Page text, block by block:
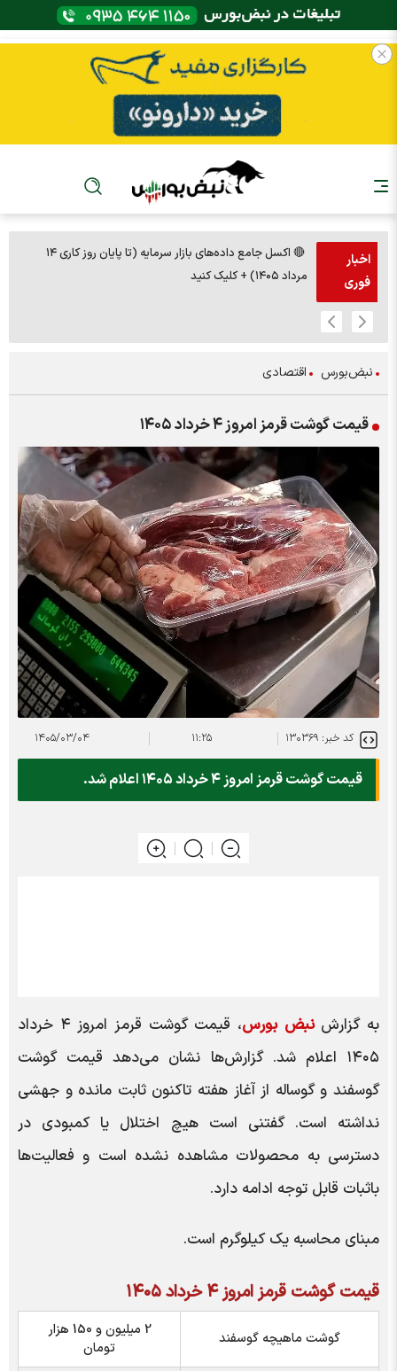
اخبار
فوری
🔴 اکسل جامع داده‌های بازار سرمایه (تا پایان روز کاری ۱۴
مرداد ۱۴۰۵) + کلیک کنید
نبض‌بورس اقتصادی
قیمت گوشت قرمز امروز ۴ خرداد ۱۴۰۵
کد خبر: ۱۳۰۳۶۹ ۱۱:۲۵ ۱۴۰۵/۰۳/۰۴
قیمت گوشت قرمز امروز ۴ خرداد ۱۴۰۵ اعلام شد.
به گزارشنبض بورس
، قیمت گوشت قرمز امروز ۴ خرداد
۱۴۰۵ اعلام شد. گزارش‌ها نشان می‌دهد قیمت گوشت
گوسفند و گوساله از آغاز هفته تاکنون ثابت مانده و جهشی
نداشته است. گفتنی است هیچ اختلال یا کمبودی در
دسترسی به محصولات مشاهده نشده است و فعالیت‌ها
باثبات قابل توجه ادامه دارد.
مبنای محاسبه یک کیلوگرم است.
قیمت گوشت قرمز امروز ۴ خرداد ۱۴۰۵
گوشت ماهیچه گوسفند
2 میلیون و 150 هزار
تومان